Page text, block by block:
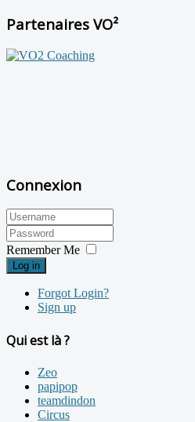
Partenaires VO²
Connexion
Remember Me
Log in
Forgot Login?
Sign up
Qui est là ?
Zeo
papipop
teamdindon
Circus